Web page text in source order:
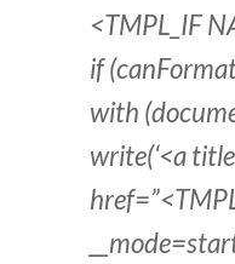
<TMPL_IF
if
with
write(‘<a